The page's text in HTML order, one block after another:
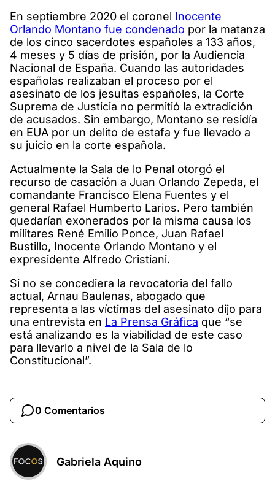
En septiembre 2020 el coronel Inocente
Orlando Montano fue condenado por la matanza
de los cinco sacerdotes españoles a 133 años,
4 meses y 5 días de prisión, por la Audiencia
Nacional de España. Cuando las autoridades
españolas realizaban el proceso por el
asesinato de los jesuitas españoles, la Corte
Suprema de Justicia no permitió la extradición
de acusados. Sin embargo, Montano se residía
en EUA por un delito de estafa y fue llevado a
su juicio en la corte española.
Actualmente la Sala de lo Penal otorgó el
recurso de casación a Juan Orlando Zepeda, el
comandante Francisco Elena Fuentes y el
general Rafael Humberto Larios. Pero también
quedarían exonerados por la misma causa los
militares René Emilio Ponce, Juan Rafael
Bustillo, Inocente Orlando Montano y el
expresidente Alfredo Cristiani.
Si no se concediera la revocatoria del fallo
actual, Arnau Baulenas, abogado que
representa a las víctimas del asesinato dijo para
una entrevista en La Prensa Gráfica que “se
está analizando es la viabilidad de este caso
para llevarlo a nivel de la Sala de lo
Constitucional”.
0 Comentarios
Gabriela Aquino